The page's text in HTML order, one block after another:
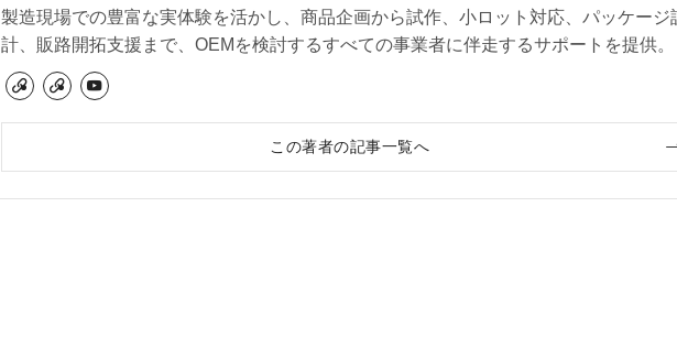
製造現場での豊富な実体験を活かし、商品企画から試作、小ロット対応、パッケージ
計、販路開拓支援まで、OEMを検討するすべての事業者に伴走するサポートを提供。
この著者の記事一覧へ